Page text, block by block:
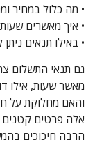
• מה כלול במחיר
• איך מאשרים
• באילו תנאים
גם תנאי התשלום
מאשר שעות, אילו
והאם מחלוקת על
אלה פרטים קטנים
הרבה חיכוכים